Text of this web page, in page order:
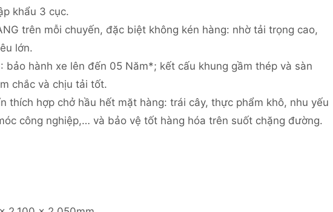
khẩu 3 cục.
trên mỗi chuyến, đặc biệt không kén hàng: nhờ tải trọng cao,
lớn.
bảo hành xe lên đến 05 Năm*; kết cấu khung gầm thép và sàn
chắc và chịu tải tốt.
thích hợp chở hầu hết mặt hàng: trái cây, thực phẩm khô, nhu yếu
công nghiệp,… và bảo vệ tốt hàng hóa trên suốt chặng đường.